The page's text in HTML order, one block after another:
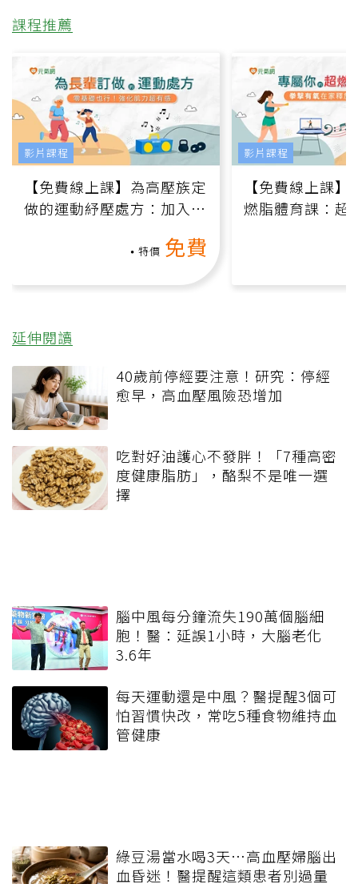
課程推薦
【免費線上課】為高壓族定
做的運動紓壓處方：加入行
特價 免費
影片課程
【免費線上課
燃脂體育課：超
影片課程
延伸閱讀
40歲前停經要注意！研究：停經
愈早，高血壓風險恐增加
吃對好油護心不發胖！「7種高密
度健康脂肪」，酪梨不是唯一選
擇
腦中風每分鐘流失190萬個腦細
胞！醫：延誤1小時，大腦老化
3.6年
每天運動還是中風？醫提醒3個可
怕習慣快改，常吃5種食物維持血
管健康
綠豆湯當水喝3天…高血壓婦腦出
血昏迷！醫提醒這類患者別過量